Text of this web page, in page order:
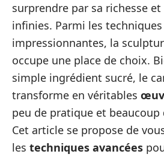
surprendre par sa richesse
infinies. Parmi les
impressionnantes, la
occupe une place de choix.
simple ingrédient sucré, le
transforme en véritables
peu de pratique et beaucoup
Cet article se propose de
les techniques avancées